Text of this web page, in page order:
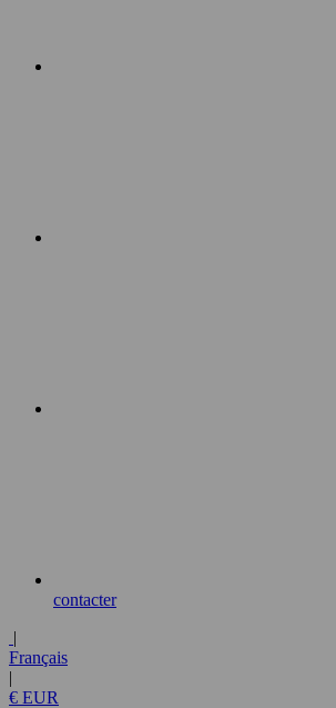
contacter
|
Français
|
€ EUR